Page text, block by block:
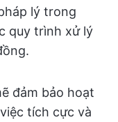
lý trong
quy trình xử lý
đảm bảo hoạt
tích cực và